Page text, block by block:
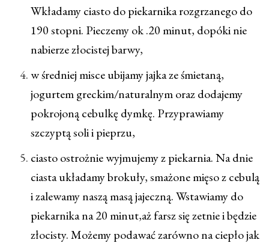
Wkładamy ciasto do piekarnika rozgrzanego do
190 stopni. Pieczemy ok .20 minut, dopóki nie
nabierze złocistej barwy,
w średniej misce ubijamy jajka ze śmietaną,
jogurtem greckim/naturalnym oraz dodajemy
pokrojoną cebulkę dymkę. Przyprawiamy
szczyptą soli i pieprzu,
ciasto ostrożnie wyjmujemy z piekarnia. Na dnie
ciasta układamy brokuły, smażone mięso z cebulą
i zalewamy naszą masą jajeczną. Wstawiamy do
piekarnika na 20 minut,aż farsz się zetnie i będzie
złocisty. Możemy podawać zarówno na ciepło jak